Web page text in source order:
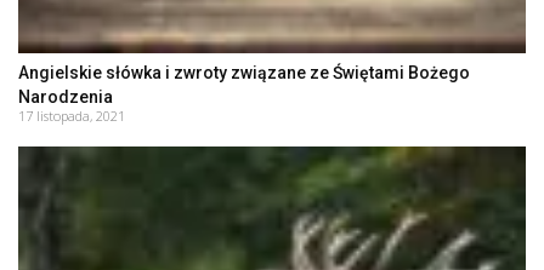
Angielskie słówka i zwroty związane ze Świętami Bożego
Narodzenia
17 listopada, 2021